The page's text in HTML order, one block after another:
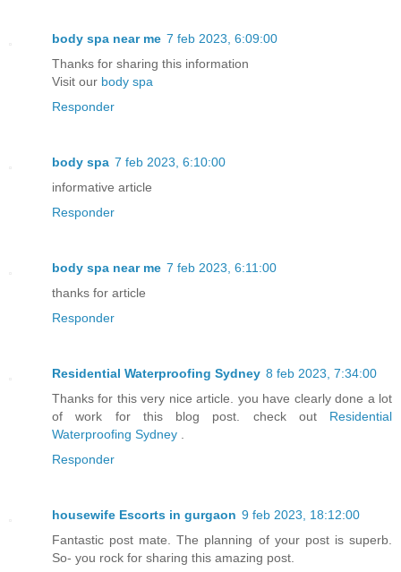
body spa near me 7 feb 2023, 6:09:00
Thanks for sharing this information
Visit our body spa
Responder
body spa 7 feb 2023, 6:10:00
informative article
Responder
body spa near me 7 feb 2023, 6:11:00
thanks for article
Responder
Residential Waterproofing Sydney 8 feb 2023, 7:34:00
Thanks for this very nice article. you have clearly done a lot
of work for this blog post. check out Residential
Waterproofing Sydney .
Responder
housewife Escorts in gurgaon 9 feb 2023, 18:12:00
Fantastic post mate. The planning of your post is superb.
So- you rock for sharing this amazing post.